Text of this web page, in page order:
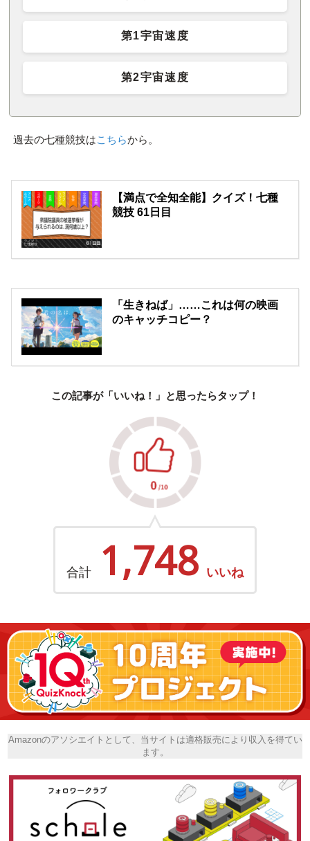
第1宇宙速度
第2宇宙速度
過去の七種競技はこちらから。
【満点で全知全能】クイズ！七種
競技 61日目
「生きねば」……これは何の映画
のキャッチコピー？
この記事が「いいね！」と思ったらタップ！
合計 1,748 いいね
Amazonのアソシエイトとして、当サイトは適格販売により収入を得てい
ます。